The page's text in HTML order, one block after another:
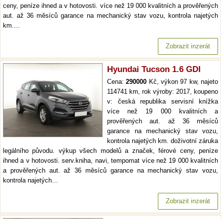
ceny, peníze ihned a v hotovosti. více než 19 000 kvalitních a prověřených
aut. až 36 měsíců garance na mechanický stav vozu, kontrola najetých
km.…
Zobrazit inzerát
Hyundai Tucson 1.6 GDI
Cena:290000 Kč, výkon 97 kw, najeto
114741 km, rok výroby: 2017, koupeno
v: česká republika servisní knížka
více než 19 000 kvalitních a
prověřených aut. až 36 měsíců
garance na mechanický stav vozu,
kontrola najetých km. doživotní záruka
legálního původu. výkup všech modelů a značek, férové ceny, peníze
ihned a v hotovosti. serv.kniha, navi, tempomat více než 19 000 kvalitních
a prověřených aut. až 36 měsíců garance na mechanický stav vozu,
kontrola najetých…
Zobrazit inzerát